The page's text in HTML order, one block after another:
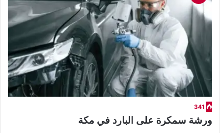
341
ورشة سمكرة على البارد في مكة